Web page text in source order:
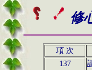
修
項 次
137